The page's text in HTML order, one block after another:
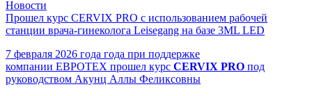
Новости
Прошел курс CERVIX PRO с использованием рабочей
станции врача-гинеколога Leisegang на базе 3ML LED
7 февраля 2026 года года при поддержке
компании ЕВРОТЕХ прошел курс CERVIX PRO под
руководством Акунц Аллы Феликсовны